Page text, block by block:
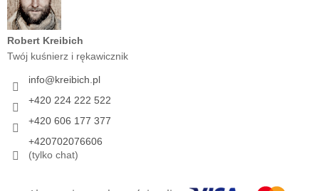
Robert Kreibich
Twój kuśnierz i rękawicznik
info@kreibich.pl
+420 224 222 522
+420 606 177 377
+420702076606
(tylko chat)